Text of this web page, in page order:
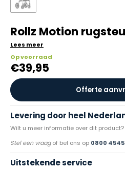
Rollz Motion
Lees meer
Op voorraad
€39,95
Offerte
Levering door heel
Wilt u meer informatie over dit product?
Stel een vraagof bel ons op 0800 4545
Uitstekende service